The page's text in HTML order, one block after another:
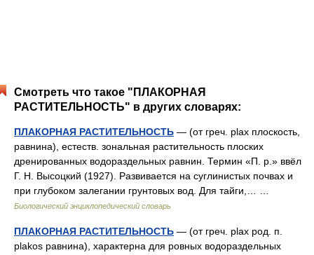
Смотреть что такое "ПЛАКОРНАЯ
РАСТИТЕЛЬНОСТЬ" в других словарях:
ПЛАКОРНАЯ РАСТИТЕЛЬНОСТЬ — (от греч. plax плоскость,
равнина), естеств. зональная растительность плоских
дренированных водораздельных равнин. Термин «П. р.» ввёл
Г. Н. Высоцкий (1927). Развивается на суглинистых почвах и
при глубоком залегании грунтовых вод. Для тайги,… …
Биологический энциклопедический словарь
ПЛАКОРНАЯ РАСТИТЕЛЬНОСТЬ — (от греч. plax род. п.
plakos равнина), характерна для ровных водораздельных